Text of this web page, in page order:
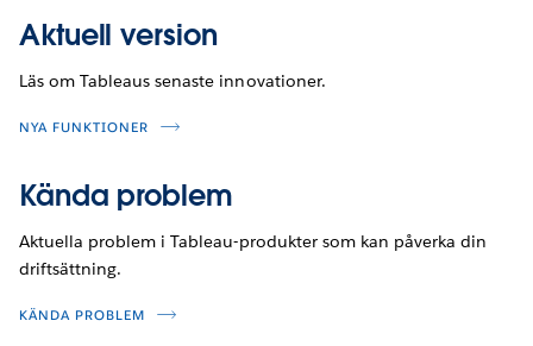
Aktuell version
Läs om Tableaus senaste innovationer.
NYA FUNKTIONER
Kända problem
Aktuella problem i Tableau-produkter som kan påverka din
driftsättning.
KÄNDA PROBLEM